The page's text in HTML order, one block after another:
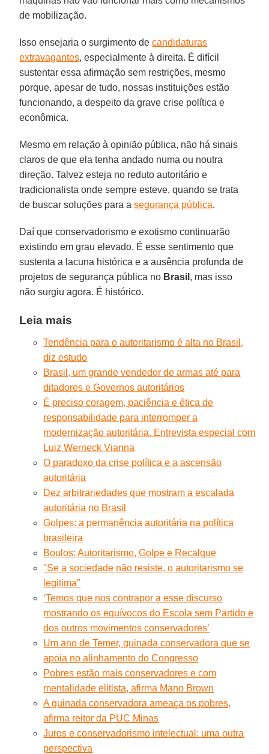
de mobilização.
Isso ensejaria o surgimento decandidaturas
extravagantes, especialmente à direita. É difícil
sustentar essa afirmação sem restrições, mesmo
porque, apesar de tudo, nossas instituições estão
funcionando, a despeito da grave crise política e
econômica.
Mesmo em relação à opinião pública, não há sinais
claros de que ela tenha andado numa ou noutra
direção. Talvez esteja no reduto autoritário e
tradicionalista onde sempre esteve, quando se trata
de buscar soluções para asegurança pública.
Daí que conservadorismo e exotismo continuarão
existindo em grau elevado. É esse sentimento que
sustenta a lacuna histórica e a ausência profunda de
projetos de segurança pública no Brasil , mas isso
não surgiu agora. É histórico.
Leia mais
Tendência para o autoritarismo é alta no Brasil,
diz estudo
Brasil, um grande vendedor de armas até para
ditadores e Governos autoritários
É preciso coragem, paciência e ética de
responsabilidade para interromper a
modernização autoritária. Entrevista especial com
Luiz Werneck Vianna
O paradoxo da crise política e a ascensão
autoritária
Dez arbitrariedades que mostram a escalada
autoritária no Brasil
Golpes: a permanência autoritária na política
brasileira
Boulos: Autoritarismo, Golpe e Recalque
"Se a sociedade não resiste, o autoritarismo se
legitima"
‘Temos que nos contrapor a esse discurso
mostrando os equívocos do Escola sem Partido e
dos outros movimentos conservadores’
Um ano de Temer, guinada conservadora que se
apoia no alinhamento do Congresso
Pobres estão mais conservadores e com
mentalidade elitista, afirma Mano Brown
A guinada conservadora ameaça os pobres,
afirma reitor da PUC Minas
Juros e conservadorismo intelectual: uma outra
perspectiva